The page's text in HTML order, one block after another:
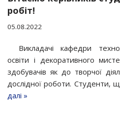
робіт!
05.08.2022
Викладачі кафедри
освіти і декоративного
здобувачів як до творчої
дослідної роботи. Студенти,
далі »